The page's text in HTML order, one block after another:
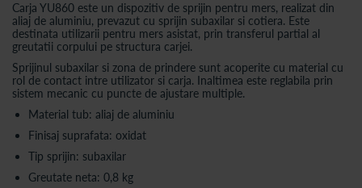
Carja YU860 este un dispozitiv de sprijin pentru mers, realizat din
aliaj de aluminiu, prevazut cu sprijin subaxilar si cotiera. Este
destinata utilizarii pentru mers asistat, prin transferul partial al
greutatii corpului pe structura carjei.
Sprijinul subaxilar si zona de prindere sunt acoperite cu material cu
rol de contact intre utilizator si carja. Inaltimea este reglabila prin
sistem mecanic cu puncte de ajustare multiple.
Material tub: aliaj de aluminiu
Finisaj suprafata: oxidat
Tip sprijin: subaxilar
Greutate neta: 0,8 kg